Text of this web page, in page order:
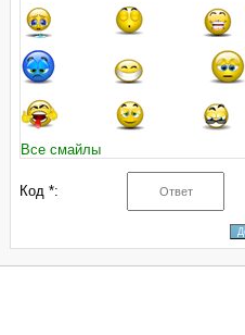
Все смайлы
Код *: